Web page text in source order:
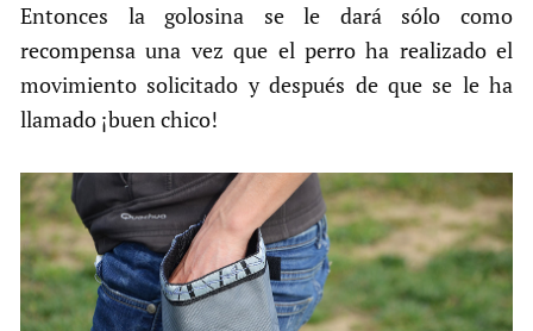
Entonces la golosina se le dará sólo como
recompensa una vez que el perro ha realizado el
movimiento solicitado y después de que se le ha
llamado ¡buen chico!